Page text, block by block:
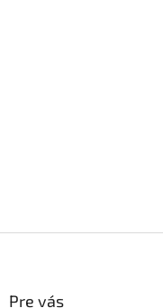
Pre vás